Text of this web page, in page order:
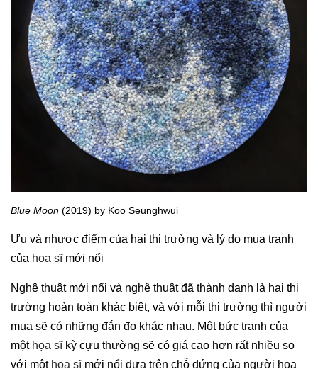
Blue Moon (2019) by Koo Seunghwui
Ưu và nhược điểm của hai thị trường và lý do mua tranh
của họa sĩmới nổi
Nghệ thuật mới nổi và nghệ thuật đã thành danh là hai thị
trường hoàn toàn khác biệt, và với mỗi thị trường thì người
mua sẽ có những đắn đo khác nhau. Một bức tranh của
một họa sĩkỳ cựu thường sẽ có giá cao hơn rất nhiều so
với một họa sĩmới nổi dựa trên chỗ đứng của người họa